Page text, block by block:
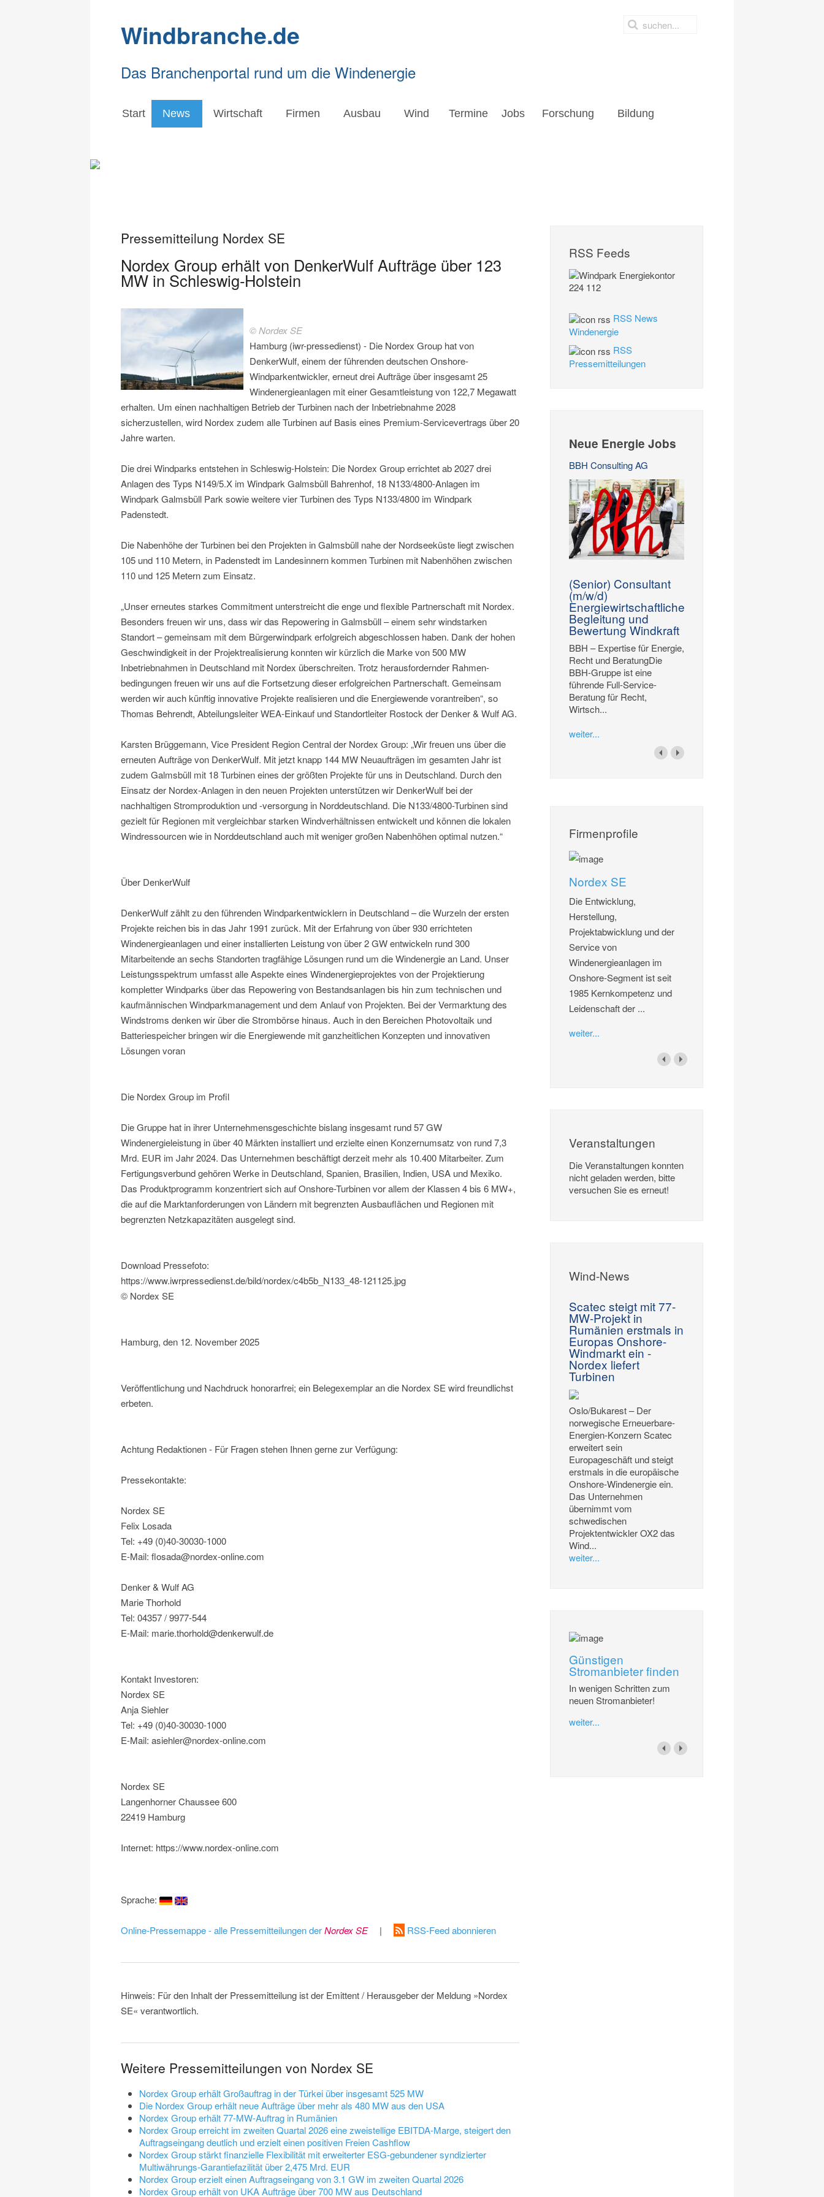
Windbranche.de
Das Branchenportal rund um die Windenergie
Start News Wirtschaft Firmen Ausbau Wind Termine Jobs Forschung Bildung
Pressemitteilung Nordex SE
Nordex Group erhält von DenkerWulf Aufträge über 123
MW in Schleswig-Holstein
© Nordex SE
Hamburg (iwr-pressedienst) - Die Nordex Group hat von
DenkerWulf, einem der führenden deutschen Onshore-
Windparkentwickler, erneut drei Aufträge über insgesamt 25
Windenergieanlagen mit einer Gesamtleistung von 122,7 Megawatt
erhalten. Um einen nachhaltigen Betrieb der Turbinen nach der Inbetriebnahme 2028
sicherzustellen, wird Nordex zudem alle Turbinen auf Basis eines Premium-Servicevertrags über 20
Jahre warten.
Die drei Windparks entstehen in Schleswig-Holstein: Die Nordex Group errichtet ab 2027 drei
Anlagen des Typs N149/5.X im Windpark Galmsbüll Bahrenhof, 18 N133/4800-Anlagen im
Windpark Galmsbüll Park sowie weitere vier Turbinen des Typs N133/4800 im Windpark
Padenstedt.
Die Nabenhöhe der Turbinen bei den Projekten in Galmsbüll nahe der Nordseeküste liegt zwischen
105 und 110 Metern, in Padenstedt im Landesinnern kommen Turbinen mit Nabenhöhen zwischen
110 und 125 Metern zum Einsatz.
„Unser erneutes starkes Commitment unterstreicht die enge und flexible Partnerschaft mit Nordex.
Besonders freuen wir uns, dass wir das Repowering in Galmsbüll – einem sehr windstarken
Standort – gemeinsam mit dem Bürgerwindpark erfolgreich abgeschlossen haben. Dank der hohen
Geschwindigkeit in der Projektrealisierung konnten wir kürzlich die Marke von 500 MW
Inbetriebnahmen in Deutschland mit Nordex überschreiten. Trotz herausfordernder Rahmen-
bedingungen freuen wir uns auf die Fortsetzung dieser erfolgreichen Partnerschaft. Gemeinsam
werden wir auch künftig innovative Projekte realisieren und die Energiewende vorantreiben“, so
Thomas Behrendt, Abteilungsleiter WEA-Einkauf und Standortleiter Rostock der Denker & Wulf AG.
Karsten Brüggemann, Vice President Region Central der Nordex Group: „Wir freuen uns über die
erneuten Aufträge von DenkerWulf. Mit jetzt knapp 144 MW Neuaufträgen im gesamten Jahr ist
zudem Galmsbüll mit 18 Turbinen eines der größten Projekte für uns in Deutschland. Durch den
Einsatz der Nordex-Anlagen in den neuen Projekten unterstützen wir DenkerWulf bei der
nachhaltigen Stromproduktion und -versorgung in Norddeutschland. Die N133/4800-Turbinen sind
gezielt für Regionen mit vergleichbar starken Windverhältnissen entwickelt und können die lokalen
Windressourcen wie in Norddeutschland auch mit weniger großen Nabenhöhen optimal nutzen.“
Über DenkerWulf
DenkerWulf zählt zu den führenden Windparkentwicklern in Deutschland – die Wurzeln der ersten
Projekte reichen bis in das Jahr 1991 zurück. Mit der Erfahrung von über 930 errichteten
Windenergieanlagen und einer installierten Leistung von über 2 GW entwickeln rund 300
Mitarbeitende an sechs Standorten tragfähige Lösungen rund um die Windenergie an Land. Unser
Leistungsspektrum umfasst alle Aspekte eines Windenergieprojektes von der Projektierung
kompletter Windparks über das Repowering von Bestandsanlagen bis hin zum technischen und
kaufmännischen Windparkmanagement und dem Anlauf von Projekten. Bei der Vermarktung des
Windstroms denken wir über die Strombörse hinaus. Auch in den Bereichen Photovoltaik und
Batteriespeicher bringen wir die Energiewende mit ganzheitlichen Konzepten und innovativen
Lösungen voran
Die Nordex Group im Profil
Die Gruppe hat in ihrer Unternehmensgeschichte bislang insgesamt rund 57 GW
Windenergieleistung in über 40 Märkten installiert und erzielte einen Konzernumsatz von rund 7,3
Mrd. EUR im Jahr 2024. Das Unternehmen beschäftigt derzeit mehr als 10.400 Mitarbeiter. Zum
Fertigungsverbund gehören Werke in Deutschland, Spanien, Brasilien, Indien, USA und Mexiko.
Das Produktprogramm konzentriert sich auf Onshore-Turbinen vor allem der Klassen 4 bis 6 MW+,
die auf die Marktanforderungen von Ländern mit begrenzten Ausbauflächen und Regionen mit
begrenzten Netzkapazitäten ausgelegt sind.
Download Pressefoto:
https://www.iwrpressedienst.de/bild/nordex/c4b5b_N133_48-121125.jpg
© Nordex SE
Hamburg, den 12. November 2025
Veröffentlichung und Nachdruck honorarfrei; ein Belegexemplar an die Nordex SE wird freundlichst
erbeten.
Achtung Redaktionen - Für Fragen stehen Ihnen gerne zur Verfügung:
Pressekontakte:
Nordex SE
Felix Losada
Tel: +49 (0)40-30030-1000
E-Mail: flosada@nordex-online.com
Denker & Wulf AG
Marie Thorhold
Tel: 04357 / 9977-544
E-Mail: marie.thorhold@denkerwulf.de
Kontakt Investoren:
Nordex SE
Anja Siehler
Tel: +49 (0)40-30030-1000
E-Mail: asiehler@nordex-online.com
Nordex SE
Langenhorner Chaussee 600
22419 Hamburg
Internet: https://www.nordex-online.com
Sprache:
Online-Pressemappe - alle Pressemitteilungen derNordex SE | RSS-Feed abonnieren
Hinweis: Für den Inhalt der Pressemitteilung ist der Emittent / Herausgeber der Meldung »Nordex
SE« verantwortlich.
Weitere Pressemitteilungen von Nordex SE
Nordex Group erhält Großauftrag in der Türkei über insgesamt 525 MW
Die Nordex Group erhält neue Aufträge über mehr als 480 MW aus den USA
Nordex Group erhält 77-MW-Auftrag in Rumänien
Nordex Group erreicht im zweiten Quartal 2026 eine zweistellige EBITDA-Marge, steigert den
Auftragseingang deutlich und erzielt einen positiven Freien Cashflow
Nordex Group stärkt finanzielle Flexibilität mit erweiterter ESG-gebundener syndizierter
Multiwährungs-Garantiefazilität über 2,475 Mrd. EUR
Nordex Group erzielt einen Auftragseingang von 3.1 GW im zweiten Quartal 2026
Nordex Group erhält von UKA Aufträge über 700 MW aus Deutschland
RSS Feeds
RSS News
Windenergie
RSS
Pressemitteilungen
Neue Energie Jobs
BBH Consulting AG
(Senior) Consultant
(m/w/d)
Energiewirtschaftliche
Begleitung und
Bewertung Windkraft
BBH – Expertise für Energie,
Recht und BeratungDie
BBH-Gruppe ist eine
führende Full-Service-
Beratung für Recht,
Wirtsch...
weiter...
Firmenprofile
Nordex SE
Die Entwicklung,
Herstellung,
Projektabwicklung und der
Service von
Windenergieanlagen im
Onshore-Segment ist seit
1985 Kernkompetenz und
Leidenschaft der ...
weiter...
Veranstaltungen
Die Veranstaltungen konnten
nicht geladen werden, bitte
versuchen Sie es erneut!
Wind-News
Scatec steigt mit 77-
MW-Projekt in
Rumänien erstmals in
Europas Onshore-
Windmarkt ein -
Nordex liefert
Turbinen
Oslo/Bukarest – Der
norwegische Erneuerbare-
Energien-Konzern Scatec
erweitert sein
Europageschäft und steigt
erstmals in die europäische
Onshore-Windenergie ein.
Das Unternehmen
übernimmt vom
schwedischen
Projektentwickler OX2 das
Wind...
weiter...
Günstigen
Stromanbieter finden
In wenigen Schritten zum
neuen Stromanbieter!
weiter...